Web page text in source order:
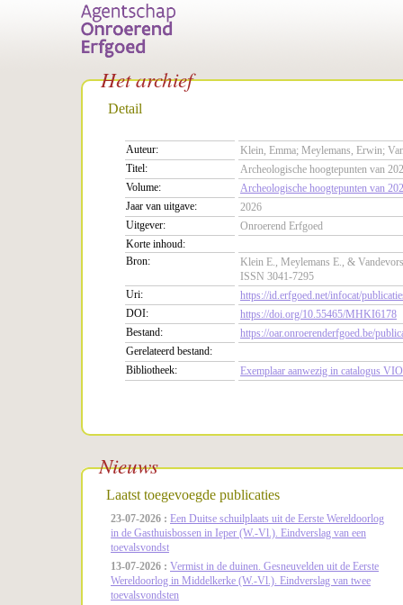
Het archief
Detail
Auteur:
Klein, Emma; Meylemans, Erwin;
Titel:
Archeologische hoogtepunten van
Volume:
Archeologische hoogtepunten van
Jaar van uitgave:
2026
Uitgever:
Onroerend Erfgoed
Korte inhoud:
Bron:
Klein E., Meylemans E., &
ISSN 3041-7295
Uri:
https://id.erfgoed.net/infocat/
DOI:
https://doi.org/10.55465/MHKI6178
Bestand:
https://oar.onroerenderfgoed.be/
Gerelateerd bestand:
Bibliotheek:
Exemplaar aanwezig in catalogus
Nieuws
Laatst toegevoegde publicaties
23-07-2026 : Een Duitse schuilplaats uit de Eerste Wereldoorlog
in de Gasthuisbossen in Ieper (W.-Vl.). Eindverslag van een
toevalsvondst
13-07-2026 : Vermist in de duinen. Gesneuvelden uit de Eerste
Wereldoorlog in Middelkerke (W.-Vl.). Eindverslag van twee
toevalsvondsten